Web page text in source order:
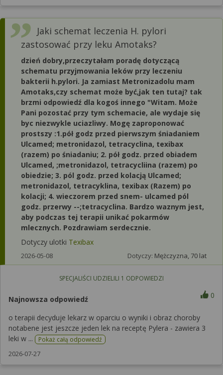
Jaki schemat leczenia H. pylori
zastosować przy leku Amotaks?
dzień dobry,przeczytałam poradę dotyczącą
schematu przyjmowania leków przy leczeniu
bakterii h.pylori. Ja zamiast Metronizadolu mam
Amotaks,czy schemat może być,jak ten tutaj? tak
brzmi odpowiedź dla kogoś innego "Witam. Może
Pani pozostać przy tym schemacie, ale wydaje się
byc niezwykle uciazliwy. Mogę zaproponować
prostszy :1.pół godz przed pierwszym śniadaniem
Ulcamed; metronidazol, tetracyclina, texibax
(razem) po śniadaniu; 2. pół godz. przed obiadem
Ulcamed, ;metronidazol, tetracycliina (razem) po
obiedzie; 3. pól godz. przed kolacją Ulcamed;
metronidazol, tetracyklina, texibax (Razem) po
kolacji; 4. wieczorem przed snem- ulcamed pól
godz. przerwy --;tetracyclina. Bardzo waznym jest,
aby podczas tej terapii unikać pokarmów
mlecznych. Pozdrawiam serdecznie.
Dotyczy ulotki Texibax
2026-05-08 Dotyczy: Mężczyzna, 70 lat
SPECJALIŚCI UDZIELILI 1 ODPOWIEDZI
Najnowsza odpowiedź 0
o terapii decyduje lekarz w oparciu o wyniki i obraz choroby
notabene jest jeszcze jeden lek na receptę Pylera - zawiera 3
leki w ...
Pokaż całą odpowiedź
2026-07-27